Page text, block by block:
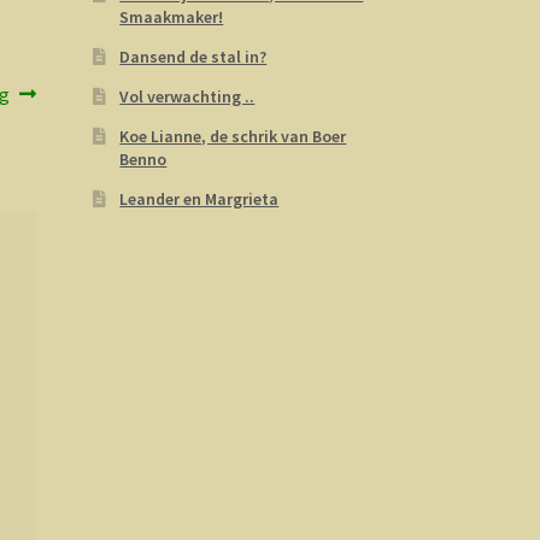
Smaakmaker!
Dansend de stal in?
Vol verwachting ..
Koe Lianne, de schrik van Boer
Benno
Leander en Margrieta